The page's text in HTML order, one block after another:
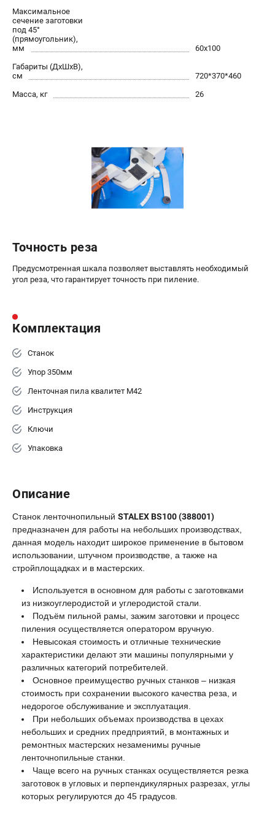
Максимальное
сечение заготовки
под 45°
(прямоугольник),
мм
60х100
Габариты (ДхШхВ),
см
720*370*460
Масса, кг
26
Точность реза
Предусмотренная шкала позволяет выставлять необходимый
угол реза, что гарантирует точность при пиление.
Комплектация
Станок
Упор 350мм
Ленточная пила квалитет М42
Инструкция
Ключи
Упаковка
Описание
Станок ленточнопильный STALEX BS100 (388001)
предназначен для работы на небольших производствах,
данная модель находит широкое применение в бытовом
использовании, штучном производстве, а также на
стройплощадках и в мастерских.
Используется в основном для работы с заготовками
из низкоуглеродистой и углеродистой стали.
Подъём пильной рамы, зажим заготовки и процесс
пиления осуществляется оператором вручную.
Невысокая стоимость и отличные технические
характеристики делают эти машины популярными у
различных категорий потребителей.
Основное преимущество ручных станков – низкая
стоимость при сохранении высокого качества реза, и
недорогое обслуживание и эксплуатация.
При небольших объемах производства в цехах
небольших и средних предприятий, в монтажных и
ремонтных мастерских незаменимы ручные
ленточнопильные станки.
Чаще всего на ручных станках осуществляется резка
заготовок в угловых и перпендикулярных разрезах, углы
которых регулируются до 45 градусов.